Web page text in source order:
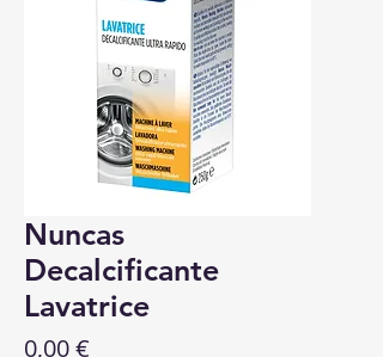
Nuncas
Decalcificante
Lavatrice
0,00 €